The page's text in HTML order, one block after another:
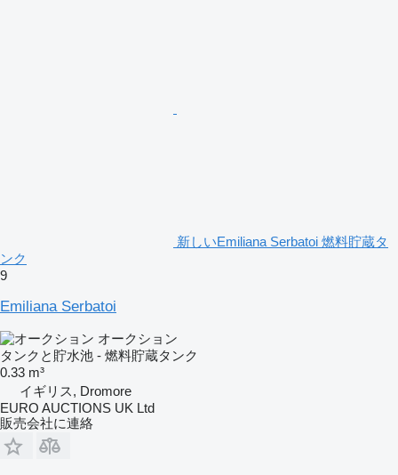
新しいEmiliana Serbatoi 燃料貯蔵タ
ンク
9
Emiliana Serbatoi
オークション
タンクと貯水池 - 燃料貯蔵タンク
0.33 m³
イギリス, Dromore
EURO AUCTIONS UK Ltd
販売会社に連絡